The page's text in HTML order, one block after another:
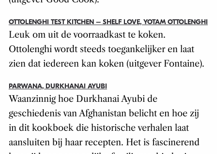
OTTOLENGHI TEST KITCHEN – SHELF LOVE, YOTAM OTTOLENGHI
Leuk om uit de voorraadkast te koken.
Ottolenghi wordt steeds toegankelijker en laat
zien dat iedereen kan koken (uitgever Fontaine).
PARWANA, DURKHANAI AYUBI
Waanzinnig hoe Durkhanai Ayubi de
geschiedenis van Afghanistan belicht en hoe zij
in dit kookboek die historische verhalen laat
aansluiten bij haar recepten. Het is fascinerend